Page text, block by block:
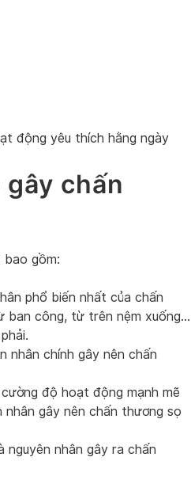
động yêu thích hằng ngày
chấn
bao gồm:
phổ biến nhất của chấn
ban công, từ trên nệm xuống…
nhân chính gây nên chấn
độ hoạt động mạnh mẽ
gây nên chấn thương sọ
nhân gây ra chấn